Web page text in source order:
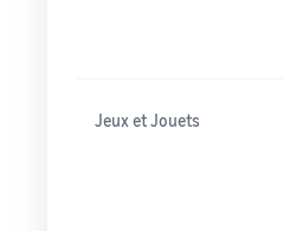
Jeux et Jouets